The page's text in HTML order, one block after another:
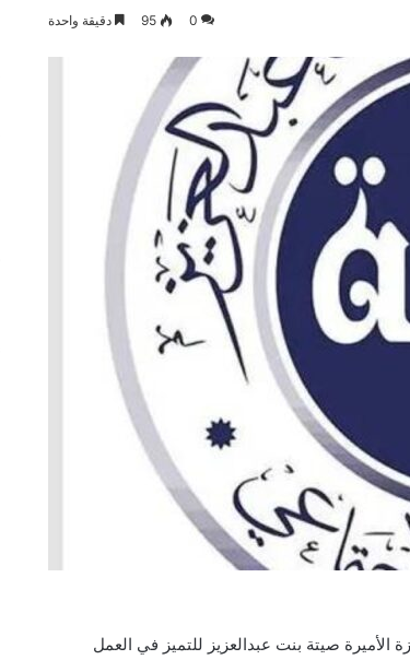
0
95 دقيقة واحدة
الأميرة صيتة بنت عبدالعزيز للتميز في العمل